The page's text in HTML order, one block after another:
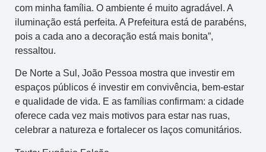
com minha família. O ambiente é muito agradável. A
iluminação está perfeita. A Prefeitura está de parabéns,
pois a cada ano a decoração está mais bonita”,
ressaltou.
De Norte a Sul, João Pessoa mostra que investir em
espaços públicos é investir em convivência, bem-estar
e qualidade de vida. E as famílias confirmam: a cidade
oferece cada vez mais motivos para estar nas ruas,
celebrar a natureza e fortalecer os laços comunitários.